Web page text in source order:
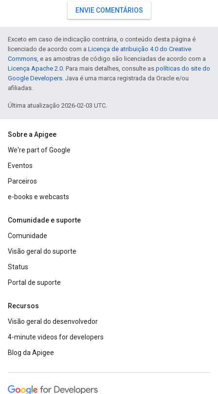
ENVIE COMENTÁRIOS
Exceto em caso de indicação contrária, o conteúdo desta página é
licenciado de acordo com a Licença de atribuição 4.0 do Creative
Commons, e as amostras de código são licenciadas de acordo com a
Licença Apache 2.0. Para mais detalhes, consulte as políticas do site do
Google Developers. Java é uma marca registrada da Oracle e/ou
afiliadas.
Última atualização 2026-02-03 UTC.
Sobre a Apigee
We're part of Google
Eventos
Parceiros
e-books e webcasts
Comunidade e suporte
Comunidade
Visão geral do suporte
Status
Portal de suporte
Recursos
Visão geral do desenvolvedor
4-minute videos for developers
Blog da Apigee